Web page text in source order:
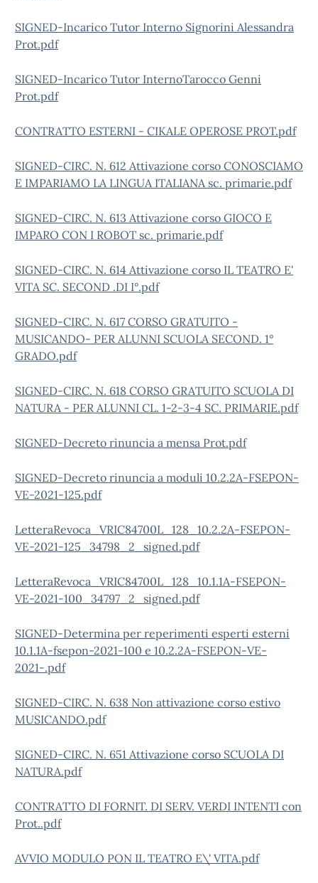
SIGNED-Incarico Tutor Interno Signorini Alessandra
Prot.pdf
SIGNED-Incarico Tutor InternoTarocco Genni
Prot.pdf
CONTRATTO ESTERNI - CIKALE OPEROSE PROT.pdf
SIGNED-CIRC. N. 612 Attivazione corso CONOSCIAMO
E IMPARIAMO LA LINGUA ITALIANA sc. primarie.pdf
SIGNED-CIRC. N. 613 Attivazione corso GIOCO E
IMPARO CON I ROBOT sc. primarie.pdf
SIGNED-CIRC. N. 614 Attivazione corso IL TEATRO E'
VITA SC. SECOND .DI I°.pdf
SIGNED-CIRC. N. 617 CORSO GRATUITO -
MUSICANDO- PER ALUNNI SCUOLA SECOND. 1°
GRADO.pdf
SIGNED-CIRC. N. 618 CORSO GRATUITO SCUOLA DI
NATURA - PER ALUNNI CL. 1-2-3-4 SC. PRIMARIE.pdf
SIGNED-Decreto rinuncia a mensa Prot.pdf
SIGNED-Decreto rinuncia a moduli 10.2.2A-FSEPON-
VE-2021-125.pdf
LetteraRevoca_VRIC84700L_128_10.2.2A-FSEPON-
VE-2021-125_34798_2_signed.pdf
LetteraRevoca_VRIC84700L_128_10.1.1A-FSEPON-
VE-2021-100_34797_2_signed.pdf
SIGNED-Determina per reperimenti esperti esterni
10.1.1A-fsepon-2021-100 e 10.2.2A-FSEPON-VE-
2021-.pdf
SIGNED-CIRC. N. 638 Non attivazione corso estivo
MUSICANDO.pdf
SIGNED-CIRC. N. 651 Attivazione corso SCUOLA DI
NATURA.pdf
CONTRATTO DI FORNIT. DI SERV. VERDI INTENTI con
Prot..pdf
AVVIO MODULO PON IL TEATRO E\' VITA.pdf